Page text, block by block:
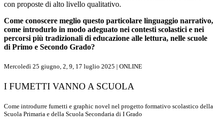
con proposte di alto livello qualitativo.
Come conoscere meglio questo particolare linguaggio narrativo,
come introdurlo in modo adeguato nei contesti scolastici e nei
percorsi più tradizionali di educazione alle lettura, nelle scuole
di Primo e Secondo Grado?
Mercoledì 25 giugno, 2, 9, 17 luglio 2025 | ONLINE
I FUMETTI VANNO A SCUOLA
Come introdurre fumetti e graphic novel nel progetto formativo scolastico della
Scuola Primaria e della Scuola Secondaria di I Grado